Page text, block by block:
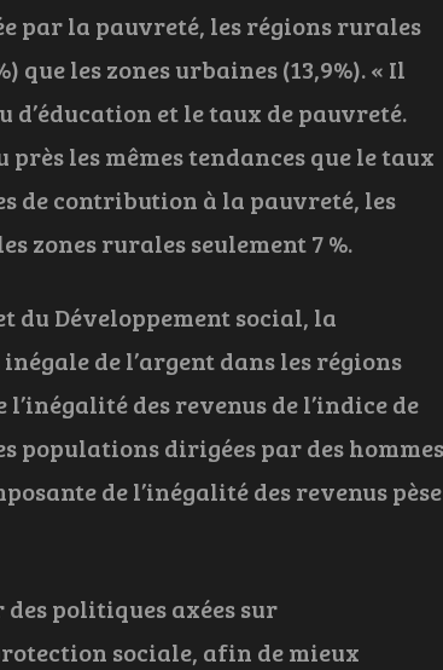
par la pauvreté, les régions rurales
que les zones urbaines (13,9%). « Il
et le taux de pauvreté.
les mêmes tendances que le taux
de contribution à la pauvreté, les
zones rurales seulement 7 %.
du Développement social, la
de l’argent dans les régions
des revenus de l’indice de
populations dirigées par des hommes
de l’inégalité des revenus pèse
politiques axées sur
sociale, afin de mieux